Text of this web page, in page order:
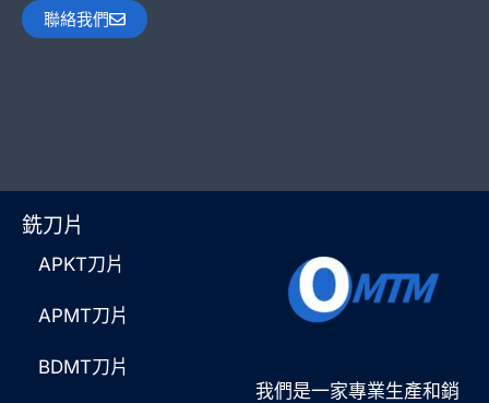
聯絡我們
我們是一家專業生產和銷
銑刀片
APKT刀片
APMT刀片
BDMT刀片